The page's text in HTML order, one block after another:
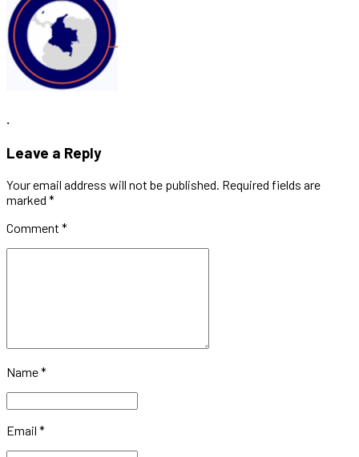
Leave a Reply
Your email address will not be published. Required fields are
marked *
Comment *
Name *
Email *